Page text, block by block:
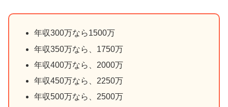
年収300万なら1500万
年収350万なら、1750万
年収400万なら、2000万
年収450万なら、2250万
年収500万なら、2500万